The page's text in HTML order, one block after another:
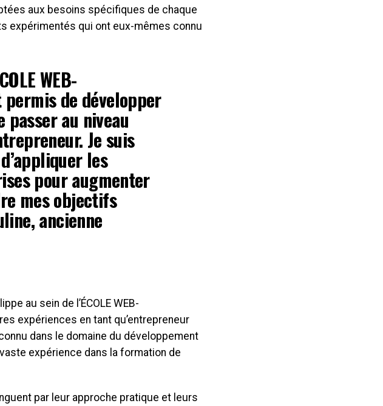
aux besoins spécifiques de chaque
expérimentés qui ont eux-mêmes connu
WEB-
de développer
passer au niveau
Je suis
les
pour augmenter
mes objectifs
ancienne
au sein de l’ÉCOLE WEB-
expériences en tant qu’entrepreneur
dans le domaine du développement
expérience dans la formation de
par leur approche pratique et leurs